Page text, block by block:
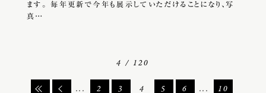
ます。 毎年更新で今年も展示していただけることになり、写
真…
4 / 120
... 2 3 4 5 6 ...
10